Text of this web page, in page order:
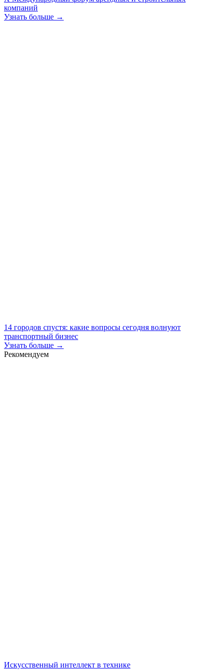
компаний
Узнать больше →
14 городов спустя: какие вопросы сегодня волнуют
транспортный бизнес
Узнать больше →
Рекомендуем
Искусственный интеллект в технике